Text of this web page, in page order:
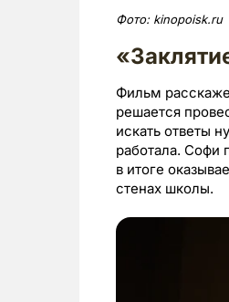
Фото: kinopoisk.ru
Фильм
решается
искать ответы
работала. Софи
в итоге
стенах школы.